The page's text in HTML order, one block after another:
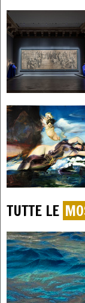
TUTTE LE